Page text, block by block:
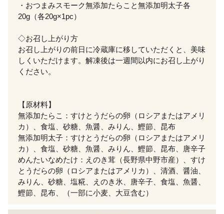
・おつまみスモーク無添加たらこと無添加明太子各
20g（各20g×1pc）
◇お召し上がり方
お召し上がりの前日に冷蔵庫に移していただくと、美味
しくいただけます。解凍後は一週間以内にお召し上がり
ください。
【原材料】
無添加たらこ：すけとうだらの卵（ロシアまたはアメリ
カ）、食塩、砂糖、魚醤、みりん、鰹節、昆布
無添加明太子：すけとうだらの卵（ロシアまたはアメリ
カ）、食塩、砂糖、魚醤、みりん、鰹節、昆布、唐辛子
めんたいなめたけ：えのき茸（長野県中野市産）、すけ
とうだらの卵（ロシアまたはアメリカ）、清酒、醤油、
みりん、砂糖、塩糀、えのき氷、唐辛子、食塩、魚醤、
鰹節、昆布、（一部に小麦、大豆含む）